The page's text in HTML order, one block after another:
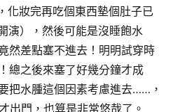
化妝完再吃個東西墊個肚子已
演），然後可能是沒睡飽水
然差點塞不進去！明明試穿時
總之後來塞了好幾分鐘才成
把水腫這個因素考慮進去……，
出門，也算是非常悠哉了。